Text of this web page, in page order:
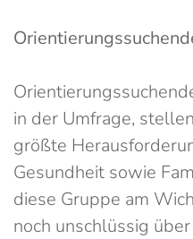
in der Umfrage,
größte
Gesundheit sowie
diese Gruppe am
noch unschlüssig